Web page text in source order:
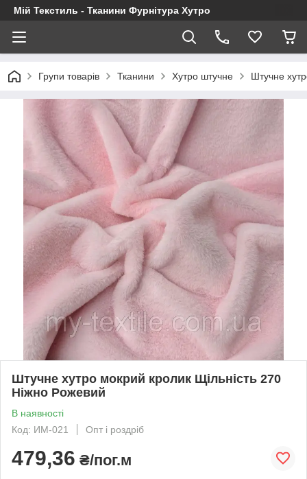
Мій Текстиль - Тканини Фурнітура Хутро
Групи товарів Тканини Хутро штучне Штучне
Штучне хутро мокрий кролик Щільність 270
Ніжно Рожевий
В наявності
Код: ИМ-021
Опт і роздріб
479,36 ₴/пог.м